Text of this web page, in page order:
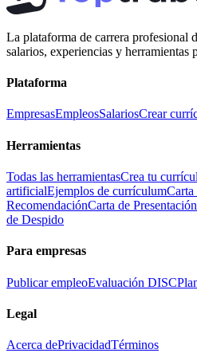
La plataforma de carrera profesional
salarios, experiencias y herramientas
Plataforma
EmpresasEmpleosSalariosCrear
Herramientas
Todas las herramientasCrea tu
artificialEjemplos de currículumCarta
RecomendaciónCarta de Presentación
de Despido
Para empresas
Publicar empleoEvaluación DISC
Legal
Acerca dePrivacidadTérminos